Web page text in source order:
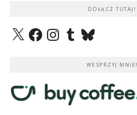
DOŁĄCZ TUTAJ!
X FacebookInstagramTumblrBluesky
WESPRZYJ MNIE!